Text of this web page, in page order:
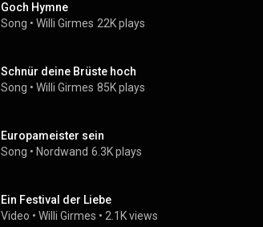
Goch Hymne
Song • Willi Girmes 22K plays
Schnür deine Brüste hoch
Song • Willi Girmes 85K plays
Europameister sein
Song • Nordwand 6.3K plays
Ein Festival der Liebe
Video • Willi Girmes • 2.1K views